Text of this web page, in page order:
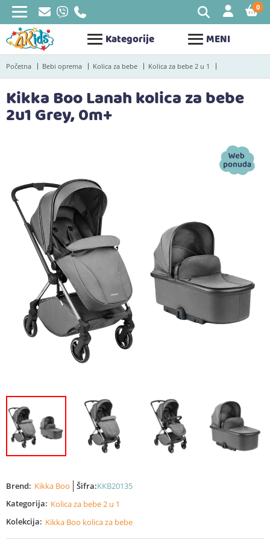
Kategorije MENI
0
Početna Bebi oprema Kolica za bebe Kolica za bebe 2 u 1
Kikka Boo Lanah kolica za bebe
2u1 Grey, 0m+
Brend: Kikka Boo Šifra:KKB20135
Kategorija: Kolica za bebe 2 u 1
Kolekcija: Kikka Boo kolica za bebe